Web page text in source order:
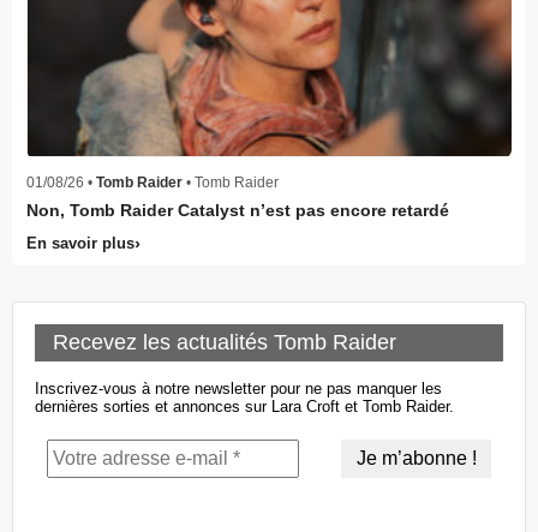
01/08/26 • Tomb Raider • Tomb Raider
Non, Tomb Raider Catalyst n’est pas encore retardé
En savoir plus
Recevez les actualités Tomb Raider
Inscrivez-vous à notre newsletter pour ne pas manquer les
dernières sorties et annonces sur Lara Croft et Tomb Raider.